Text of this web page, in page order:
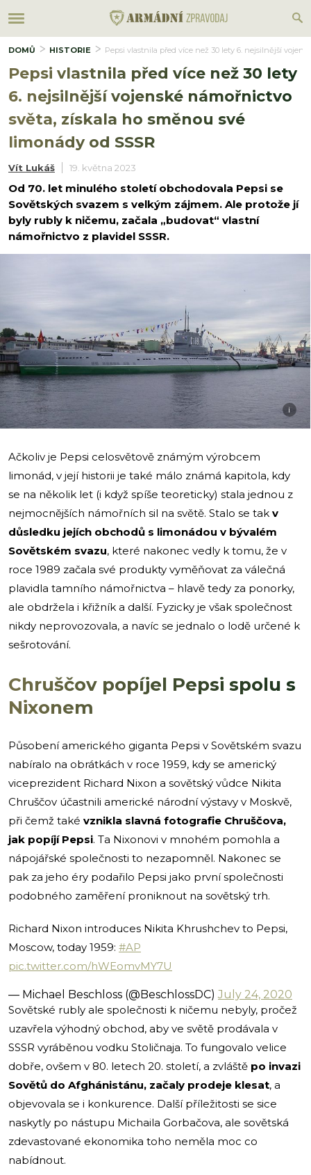
DOMŮ HISTORIE Pepsi vlastnila před více než 30 lety 6. nejsilnější
Pepsi vlastnila před více než 30 lety
6. nejsilnější vojenské námořnictvo
světa, získala ho směnou své
limonády od SSSR
Vít Lukáš 19. května 2023
Od 70. let minulého století obchodovala Pepsi se
Sovětských svazem s velkým zájmem. Ale protože jí
byly rubly k ničemu, začala „budovat“ vlastní
námořnictvo z plavidel SSSR.
i
Ačkoliv je Pepsi celosvětově známým výrobcem
limonád, v její historii je také málo známá kapitola, kdy
se na několik let (i když spíše teoreticky) stala jednou z
nejmocnějších námořních sil na světě. Stalo se tak v
důsledku jejích obchodů s limonádou v bývalém
Sovětském svazu, které nakonec vedly k tomu, že v
roce 1989 začala své produkty vyměňovat za válečná
plavidla tamního námořnictva – hlavě tedy za ponorky,
ale obdržela i křižník a další. Fyzicky je však společnost
nikdy neprovozovala, a navíc se jednalo o lodě určené k
sešrotování.
Chruščov popíjel Pepsi spolu s
Nixonem
Působení amerického giganta Pepsi v Sovětském svazu
nabíralo na obrátkách v roce 1959, kdy se americký
viceprezident Richard Nixon a sovětský vůdce Nikita
Chruščov účastnili americké národní výstavy v Moskvě,
při čemž také vznikla slavná fotografie Chruščova,
jak popíjí Pepsi. Ta Nixonovi v mnohém pomohla a
nápojářské společnosti to nezapomněl. Nakonec se
pak za jeho éry podařilo Pepsi jako první společnosti
podobného zaměření proniknout na sovětský trh.
Richard Nixon introduces Nikita Khrushchev to Pepsi,
Moscow, today 1959: #AP
pic.twitter.com/hWEomvMY7U
— Michael Beschloss (@BeschlossDC) July 24, 2020
Sovětské rubly ale společnosti k ničemu nebyly, pročež
uzavřela výhodný obchod, aby ve světě prodávala v
SSSR vyráběnou vodku Stoličnaja. To fungovalo velice
dobře, ovšem v 80. letech 20. století, a zvláště po invazi
Sovětů do Afghánistánu, začaly prodeje klesat, a
objevovala se i konkurence. Další příležitosti se sice
naskytly po nástupu Michaila Gorbačova, ale sovětská
zdevastované ekonomika toho neměla moc co
nabídnout.